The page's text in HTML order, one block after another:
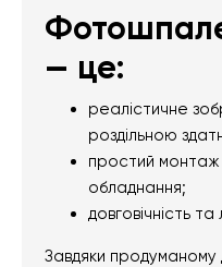
— це:
реалістичне
роздільною
простий монтаж
обладнання;
довговічність
Завдяки